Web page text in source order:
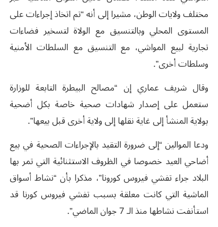
مختلف ولايات الوطن، مشيرا إلى أنه “تم اتخاذ إجراءات على
المستوى المحلي وبالتنسيق مع الولاة لتسخير فضاءات
تجارية لبيع المواشي، مع التنسيق مع السلطات الأمنية
وسلطات أخرى”.
وقال شريف عماري إن “مصالح البيطرة التابعة للوزارة
ستعمل على إصدار شهادات صحية خاصة بكل أضحية
بولاية المنشأ إلى غاية نقلها إلى ولاية أخرى قبل بيعها”.
ودعا الموالين “إلى ضرورة التقيد بالإجراءات الصحية في بيع
أضاحي العيد خصوصا في الظروف الاستثنائية التي تمر بها
البلاد جراء تفشي فيروس كورونا”، مذكرا بأن “نشاط أسواق
الماشية التي كانت معلقة بسبب تفشي فيروس كورنا قد
استأنفت نشاطها منذ الـ 7 جوان الماضي”.